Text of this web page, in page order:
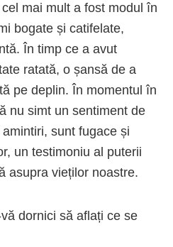
mai mult a fost modul în
bogate și catifelate,
În timp ce a avut
ratată, o șansă de a
pe deplin. În momentul în
nu simt un sentiment de
sunt fugace și
un testimoniu al puterii
asupra vieților noastre.
dornici să aflați ce se